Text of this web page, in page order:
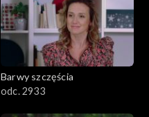
Barwy szczęścia
odc. 2933